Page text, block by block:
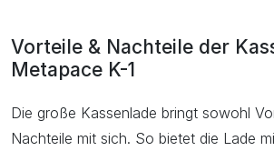
Vorteile & Nachteile der
Metapace K-1
Die große Kassenlade bringt sowohl
Nachteile mit sich. So bietet die Lade